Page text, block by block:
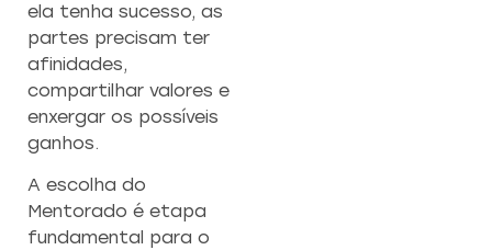
ela tenha sucesso, as
partes precisam ter
afinidades,
compartilhar valores e
enxergar os possíveis
ganhos.
A escolha do
Mentorado é etapa
fundamental para o